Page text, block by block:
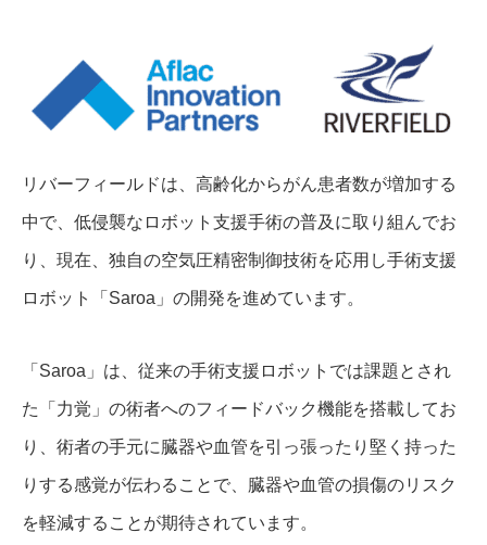
リバーフィールドは、高齢化からがん患者数が増加する
中で、低侵襲なロボット支援手術の普及に取り組んでお
り、現在、独自の空気圧精密制御技術を応用し手術支援
ロボット「Saroa」の開発を進めています。
「Saroa」は、従来の手術支援ロボットでは課題とされ
た「力覚」の術者へのフィードバック機能を搭載してお
り、術者の手元に臓器や血管を引っ張ったり堅く持った
りする感覚が伝わることで、臓器や血管の損傷のリスク
を軽減することが期待されています。